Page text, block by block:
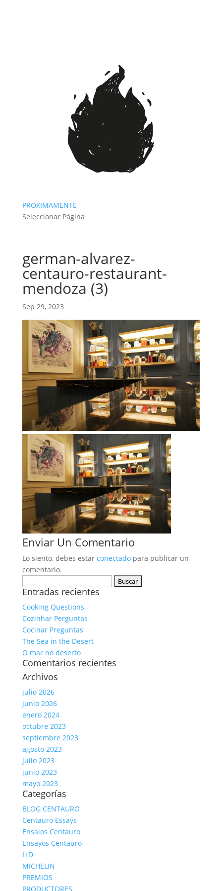
PROXIMAMENTE
Seleccionar Página
german-alvarez-
centauro-restaurant-
mendoza (3)
Sep 29, 2023
Enviar Un Comentario
Lo siento, debes estar conectadopara publicar un
comentario.
Entradas recientes
Cooking Questions
Cozinhar Perguntas
Cocinar Preguntas
The Sea in the Desert
O mar no deserto
Comentarios recientes
Archivos
julio 2026
junio 2026
enero 2024
octubre 2023
septiembre 2023
agosto 2023
julio 2023
junio 2023
mayo 2023
Categorías
BLOG CENTAURO
Centauro Essays
Ensaios Centauro
Ensayos Centauro
I+D
MICHELIN
PREMIOS
PRODUCTORES